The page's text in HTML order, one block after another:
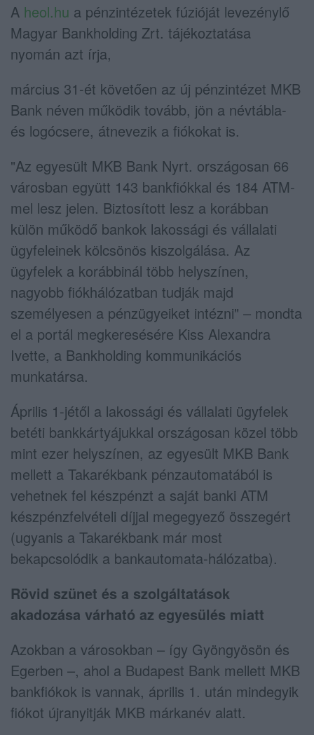
A heol.hu a pénzintézetek fúzióját levezénylő
Magyar Bankholding Zrt. tájékoztatása
nyomán azt írja,
március 31-ét követően az új pénzintézet MKB
Bank néven működik tovább, jön a névtábla-
és logócsere, átnevezik a fiókokat is.
"Az egyesült MKB Bank Nyrt. országosan 66
városban együtt 143 bankfiókkal és 184 ATM-
mel lesz jelen. Biztosított lesz a korábban
külön működő bankok lakossági és vállalati
ügyfeleinek kölcsönös kiszolgálása. Az
ügyfelek a korábbinál több helyszínen,
nagyobb fiókhálózatban tudják majd
személyesen a pénzügyeiket intézni" – mondta
el a portál megkeresésére Kiss Alexandra
Ivette, a Bankholding kommunikációs
munkatársa.
Április 1-jétől a lakossági és vállalati ügyfelek
betéti bankkártyájukkal országosan közel több
mint ezer helyszínen, az egyesült MKB Bank
mellett a Takarékbank pénzautomatából is
vehetnek fel készpénzt a saját banki ATM
készpénzfelvételi díjjal megegyező összegért
(ugyanis a Takarékbank már most
bekapcsolódik a bankautomata-hálózatba).
Rövid szünet és a szolgáltatások
akadozása várható az egyesülés miatt
Azokban a városokban – így Gyöngyösön és
Egerben –, ahol a Budapest Bank mellett MKB
bankfiókok is vannak, április 1. után mindegyik
fiókot újranyitják MKB márkanév alatt.